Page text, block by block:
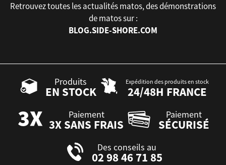
Retrouvez toutes les actualités matos, des démonstrations
de matos sur :
BLOG.SIDE-SHORE.COM
Produits
EN STOCK
Expédition des produits en stock
24/48H FRANCE
Paiement
3X SANS FRAIS
Paiement
SÉCURISÉ
Des conseils au
02 98 46 71 85